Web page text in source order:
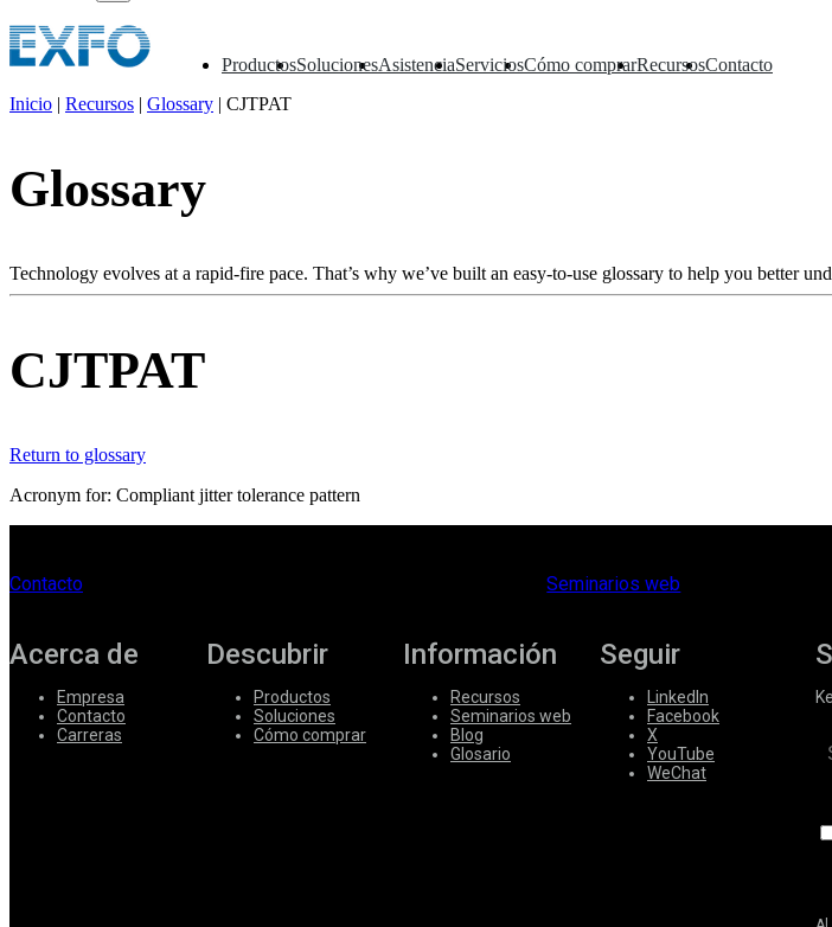
Productos
▼ Soluciones
▼ Asistencia
▼ Servicios
▼ Cómo comprar
▼ Recursos
▼ Contacto
▼
Productos
Soluciones
Cómo
Contacto
Register Login
Corporate
Careers
Partners
Inicio | Recursos | Glossary | CJTPAT
Glossary
Technology evolves at a rapid-fire pace. That’s why we’ve built an easy-to-use glossary to help you better
CJTPAT
Return to glossary
Acronym for: Compliant jitter tolerance pattern
Contacto Seminarios web
Acerca de
Empresa
Contacto
Carreras
Descubrir
Productos
Soluciones
Cómo comprar
Información
Recursos
Seminarios web
Blog
Glosario
Seguir
LinkedIn
Facebook
X
YouTube
WeChat